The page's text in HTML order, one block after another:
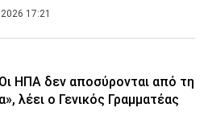
2026 17:21
ΗΠΑ δεν αποσύρονται από τη
λέει ο Γενικός Γραμματέας